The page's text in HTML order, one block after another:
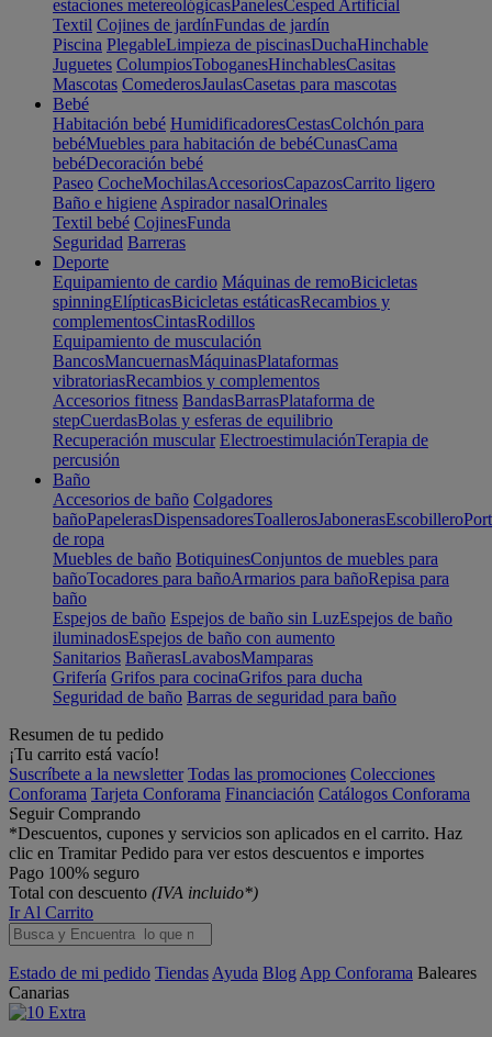
estaciones metereológicasPanelesCesped Artificial
Textil Cojines de jardínFundas de jardín
Piscina PlegableLimpieza de piscinasDuchaHinchable
Juguetes ColumpiosToboganesHinchablesCasitas
Mascotas ComederosJaulasCasetas para mascotas
Bebé
Habitación bebé HumidificadoresCestasColchón para
bebéMuebles para habitación de bebéCunasCama
bebéDecoración bebé
Paseo CocheMochilasAccesoriosCapazosCarrito ligero
Baño e higiene Aspirador nasalOrinales
Textil bebé CojinesFunda
Seguridad Barreras
Deporte
Equipamiento de cardio Máquinas de remoBicicletas
spinningElípticasBicicletas estáticasRecambios y
complementosCintasRodillos
Equipamiento de musculación
BancosMancuernasMáquinasPlataformas
vibratoriasRecambios y complementos
Accesorios fitness BandasBarrasPlataforma de
stepCuerdasBolas y esferas de equilibrio
Recuperación muscular ElectroestimulaciónTerapia de
percusión
Baño
Accesorios de baño Colgadores
bañoPapelerasDispensadoresToallerosJabonerasEscobillero
de ropa
Muebles de baño BotiquinesConjuntos de muebles para
bañoTocadores para bañoArmarios para bañoRepisa para
baño
Espejos de baño Espejos de baño sin LuzEspejos de baño
iluminadosEspejos de baño con aumento
Sanitarios BañerasLavabosMamparas
Grifería Grifos para cocinaGrifos para ducha
Seguridad de baño Barras de seguridad para baño
Resumen de tu pedido
¡Tu carrito está vacío!
Suscríbete a la newsletter Todas las promociones Colecciones
Conforama Tarjeta Conforama Financiación Catálogos Conforama
Seguir Comprando
*Descuentos, cupones y servicios son aplicados en el carrito. Haz
clic en Tramitar Pedido para ver estos descuentos e importes
Pago 100% seguro
Total con descuento (IVA incluido*)
Ir Al Carrito
Estado de mi pedido Tiendas Ayuda Blog App Conforama Baleares
Canarias